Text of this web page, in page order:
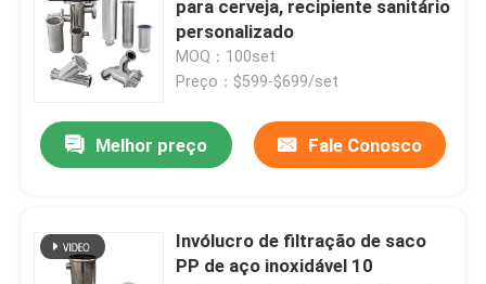
para cerveja, recipiente sanitário
personalizado
MOQ：100set
Preço：$599-$699/set
Melhor preço Fale Conosco
Invólucro de filtração de saco
PP de aço inoxidável 10